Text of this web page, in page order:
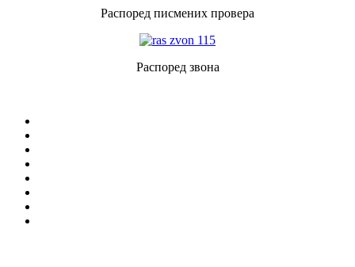
Распоред писмених провера
Распоред звона